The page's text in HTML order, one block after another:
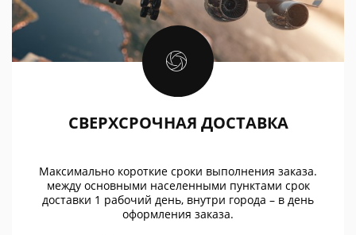
СВЕРХСРОЧНАЯ ДОСТАВКА
Максимально короткие сроки выполнения заказа.
между основными населенными пунктами срок
доставки 1 рабочий день, внутри города – в день
оформления заказа.